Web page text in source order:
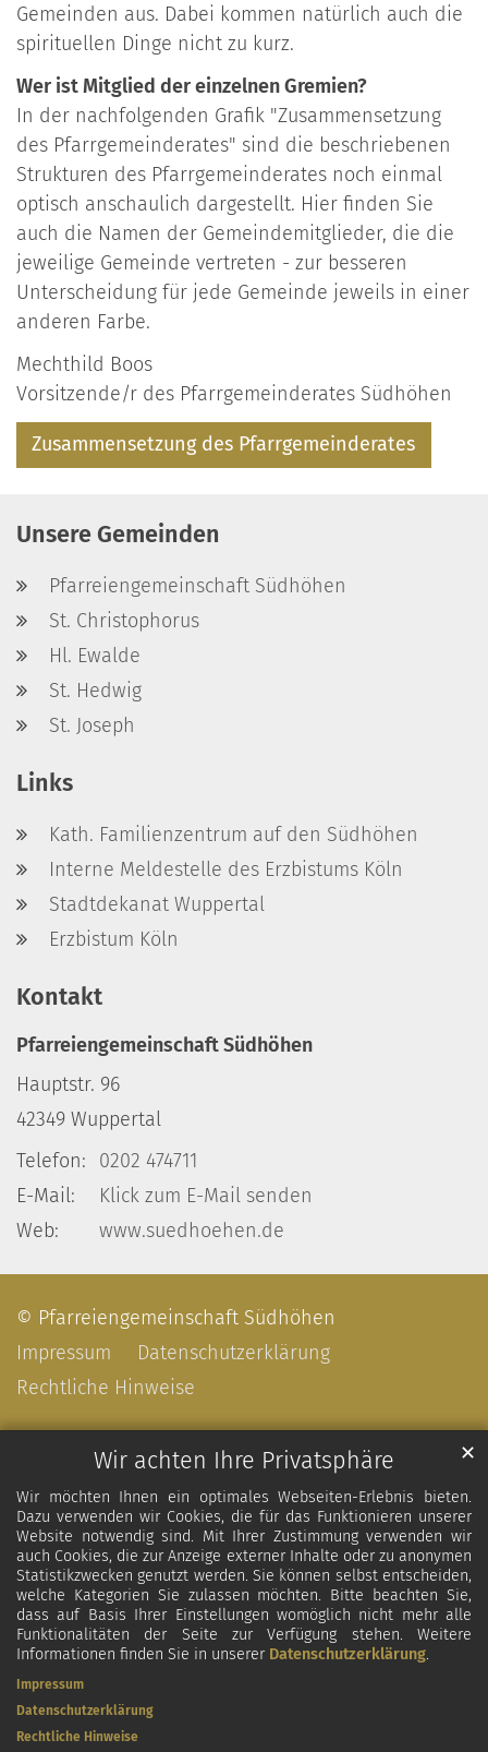
Wir achten Ihre Privatsphäre
Wir möchten Ihnen ein optimales Webseiten-Erlebnis bieten.
Dazu verwenden wir Cookies, die für das Funktionieren unserer
Website notwendig sind. Mit Ihrer Zustimmung verwenden wir
auch Cookies, die zur Anzeige externer Inhalte oder zu anonymen
Statistikzwecken genutzt werden. Sie können selbst entscheiden,
welche Kategorien Sie zulassen möchten. Bitte beachten Sie,
dass auf Basis Ihrer Einstellungen womöglich nicht mehr alle
Funktionalitäten der Seite zur Verfügung stehen. Weitere
Informationen finden Sie in unserer Datenschutzerklärung.
✕
Impressum
Datenschutzerklärung
Rechtliche Hinweise
Gemeinden aus. Dabei kommen natürlich auch die
spirituellen Dinge nicht zu kurz.
Wer ist Mitglied der einzelnen Gremien?
In der nachfolgenden Grafik "Zusammensetzung
des Pfarrgemeinderates" sind die beschriebenen
Strukturen des Pfarrgemeinderates noch einmal
optisch anschaulich dargestellt. Hier finden Sie
auch die Namen der Gemeindemitglieder, die die
jeweilige Gemeinde vertreten - zur besseren
Unterscheidung für jede Gemeinde jeweils in einer
anderen Farbe.
Mechthild Boos
Vorsitzende/r des Pfarrgemeinderates Südhöhen
Zusammensetzung des Pfarrgemeinderates
Unsere Gemeinden
Pfarreiengemeinschaft Südhöhen
St. Christophorus
Hl. Ewalde
St. Hedwig
St. Joseph
Links
Kath. Familienzentrum auf den Südhöhen
Interne Meldestelle des Erzbistums Köln
Stadtdekanat Wuppertal
Erzbistum Köln
Kontakt
Pfarreiengemeinschaft Südhöhen
Hauptstr. 96
42349 Wuppertal
Telefon:
0202 474711
E-Mail:
Klick zum E-Mail senden
Web:
www.suedhoehen.de
© Pfarreiengemeinschaft Südhöhen
Impressum
Datenschutzerklärung
Rechtliche Hinweise